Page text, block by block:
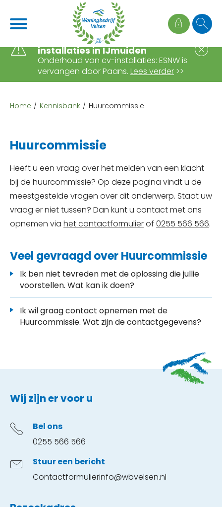
Naar hoofdinhoud
Naar hoofdnavigatiemenu
Naar zoeken
Naar de homepage
Ga naar Hoofd
Wijziging onderhoud cv-
installaties in IJmuiden
Onderhoud van cv-installaties: ESNW is
vervangen door Paans. Lees verder >>
Home Kennisbank Huurcommissie
Huurcommissie
Heeft u een vraag over het melden van een klacht
bij de huurcommissie? Op deze pagina vindt u de
meestgestelde vragen over dit onderwerp. Staat uw
vraag er niet tussen? Dan kunt u contact met ons
opnemen via het contactformulierof 0255 566 566.
Veel gevraagd over Huurcommissie
Ik ben niet tevreden met de oplossing die jullie
voorstellen. Wat kan ik doen?
Ik wil graag contact opnemen met de
Huurcommissie. Wat zijn de contactgegevens?
Contactinformatie
Wij zijn er voor u
Bel ons
0255 566 566
Stuur een bericht
Contactformulierinfo@wbvelsen.nl